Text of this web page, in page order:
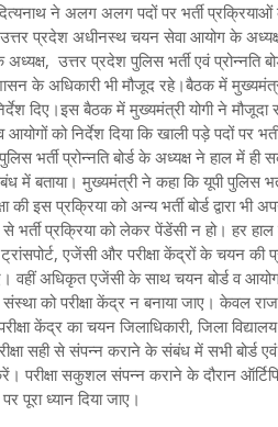
नेअलग अलग पदों पर भर्ती
प्रदेश अधीनस्थ चयन सेवा आयोग के
उत्तर प्रदेश पुलिस भर्ती एवं प्रोन्नति
के अधिकारी भी मौजूद रहे।बैठक में
दिए ।इस बैठक में मुख्यमंत्री योगी ने मौजूदा
को निर्देश दिया कि खाली पड़े पदों पर
भर्ती प्रोन्नति बोर्ड के अध्यक्ष ने हाल में
बताया। मुख्यमंत्री ने कहा कि यूपी पुलिस
की इस प्रक्रिया को अन्य भर्ती बोर्ड द्वारा भी
से भर्ती प्रक्रिया को लेकर पेंडेंसी न हो। हर
एजेंसी और परीक्षा केंद्रों के चयन की
वहीं अधिकृत एजेंसी के साथ चयन बोर्ड व
को परीक्षा केंद्र न बनाया जाए। केवल
केंद्र का चयन जिलाधिकारी, जिला
सही से संपन्न कराने के संबंध में सभी बोर्ड
परीक्षा सकुशल संपन्न कराने के दौरान
पूरा ध्यान दिया जाए।